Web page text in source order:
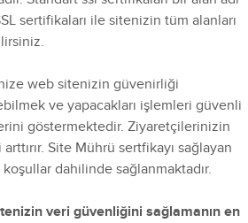
sertifikaları ile sitenizin tüm alanları
web sitenizin güvenirliği
ve yapacakları işlemleri güvenli
göstermektedir. Ziyaretçilerinizin
Site Mührü sertfikayı sağlayan
dahilinde sağlanmaktadır.
veri güvenliğini sağlamanın en